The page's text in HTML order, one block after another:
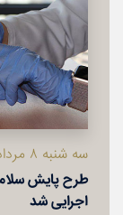
سه شنبه ۸ مردادماه ۱۳۹۸
طرح پایش
اجرایی شد